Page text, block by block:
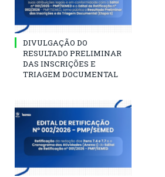
DIVULGAÇÃO DO
RESULTADO PRELIMINAR
DAS INSCRIÇÕES E
TRIAGEM DOCUMENTAL